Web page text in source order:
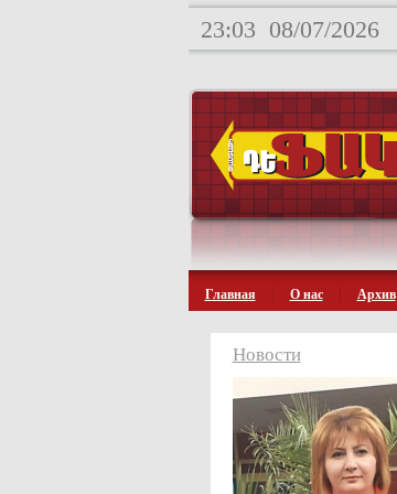
23:03 08/07/2026
Главная О нас Архив
Новости